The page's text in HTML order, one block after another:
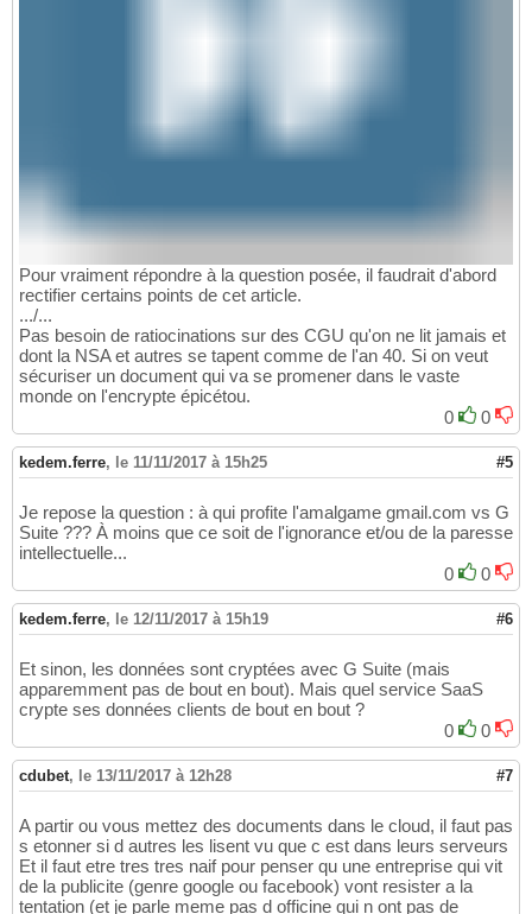
Pour vraiment répondre à la question posée, il faudrait d'abord
rectifier certains points de cet article.
.../...
Pas besoin de ratiocinations sur des CGU qu'on ne lit jamais et
dont la NSA et autres se tapent comme de l'an 40. Si on veut
sécuriser un document qui va se promener dans le vaste
monde on l'encrypte épicétou.
0
0
kedem.ferre, le 11/11/2017 à 15h25 #5
Je repose la question : à qui profite l'amalgame gmail.com vs G
Suite ??? À moins que ce soit de l'ignorance et/ou de la paresse
intellectuelle...
0
0
kedem.ferre, le 12/11/2017 à 15h19 #6
Et sinon, les données sont cryptées avec G Suite (mais
apparemment pas de bout en bout). Mais quel service SaaS
crypte ses données clients de bout en bout ?
0
0
cdubet, le 13/11/2017 à 12h28 #7
A partir ou vous mettez des documents dans le cloud, il faut pas
s etonner si d autres les lisent vu que c est dans leurs serveurs
Et il faut etre tres tres naif pour penser qu une entreprise qui vit
de la publicite (genre google ou facebook) vont resister a la
tentation (et je parle meme pas d officine qui n ont pas de